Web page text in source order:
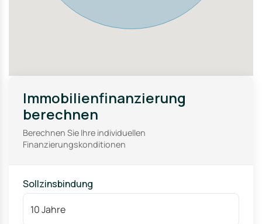
Immobilienfinanzierung
berechnen
Berechnen Sie Ihre individuellen
Finanzierungskonditionen
Sollzinsbindung